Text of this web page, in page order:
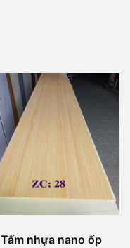
Tấm nhựa nano ốp